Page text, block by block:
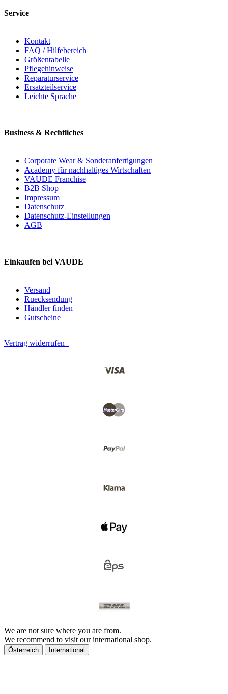
Service
Kontakt
FAQ / Hilfebereich
Größentabelle
Pflegehinweise
Reparaturservice
Ersatzteilservice
Leichte Sprache
Business & Rechtliches
Corporate Wear & Sonderanfertigungen
Academy für nachhaltiges Wirtschaften
VAUDE Franchise
B2B Shop
Impressum
Datenschutz
Datenschutz-Einstellungen
AGB
Einkaufen bei VAUDE
Versand
Ruecksendung
Händler finden
Gutscheine
Vertrag widerrufen
We are not sure where you are from.
We recommend to visit our international shop.
Österreich International